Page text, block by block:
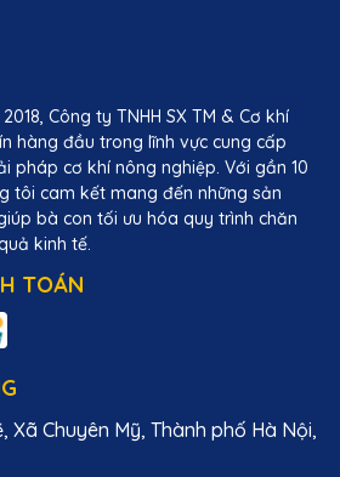
Công ty TNHH SX TM & Cơ khí
hàng đầu trong lĩnh vực cung cấp
pháp cơ khí nông nghiệp. Với gần 10
tôi cam kết mang đến những sản
bà con tối ưu hóa quy trình chăn
kinh tế.
TOÁN
Xã Chuyên Mỹ, Thành phố Hà Nội,